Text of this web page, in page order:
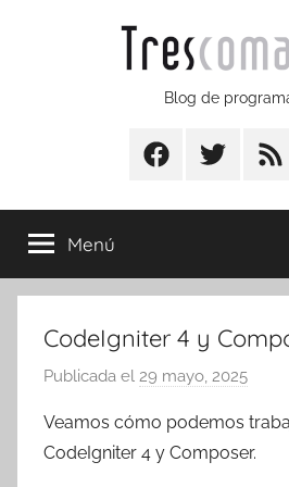
Trescomatres
Blog de
FacebookTwitter RSS
Menú
CodeIgniter 4 y
Publicada el 29 mayo, 2025
r
T
Veamos cómo podemos
CodeIgniter 4 y Composer.